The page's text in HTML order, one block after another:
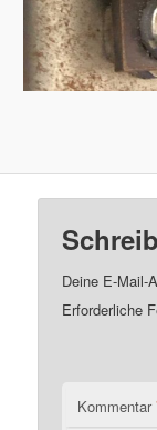
Deine E-Mail-
Erforderliche
Kommentar